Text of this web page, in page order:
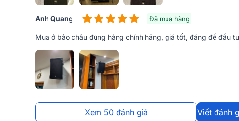
Anh Quang Đã mua hàng
Mua ở bảo châu đúng hàng chính hãng, giá tốt, đáng để đầu tư
Xem 50 đánh giá Viết đánh